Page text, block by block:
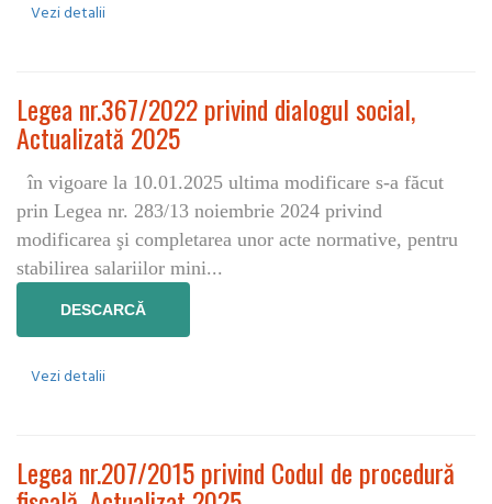
Vezi detalii
Legea nr.367/2022 privind dialogul social,
Actualizată 2025
în vigoare la 10.01.2025 ultima modificare s-a făcut
prin Legea nr. 283/13 noiembrie 2024 privind
modificarea şi completarea unor acte normative, pentru
stabilirea salariilor mini...
DESCARCĂ
Vezi detalii
Legea nr.207/2015 privind Codul de procedură